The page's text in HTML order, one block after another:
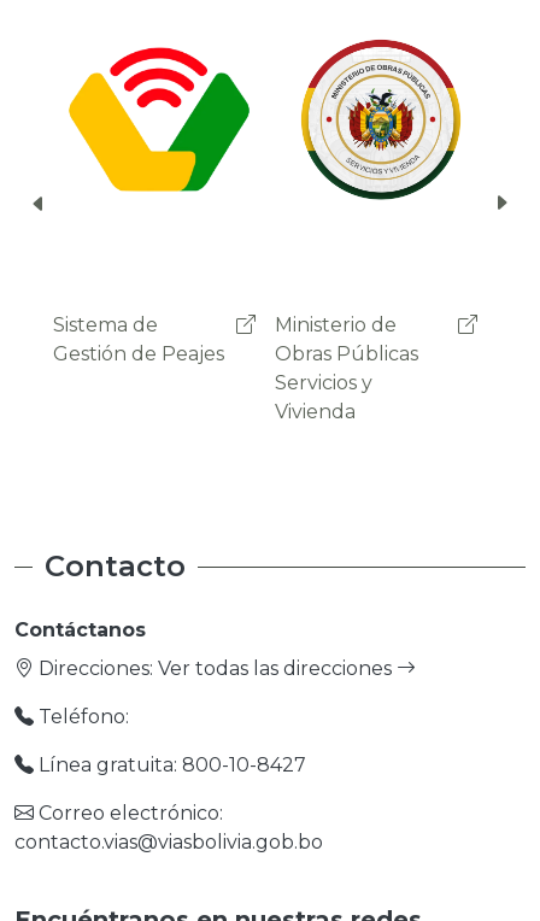
Ministerio de
Obras Públicas
Administradora
Boliviana de
Carreteras
Contacto
Contáctanos
Direcciones: Ver todas las direcciones
Teléfono:
Línea gratuita: 800-10-8427
Correo electrónico:
contacto.vias@viasbolivia.gob.bo